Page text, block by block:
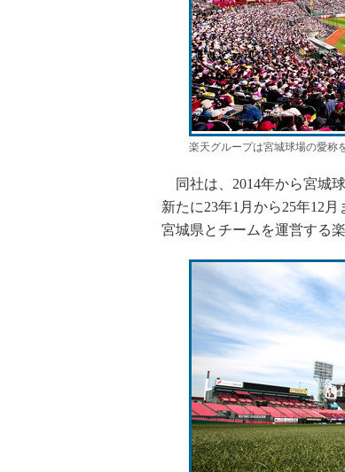
楽天グループは宮城球場の愛称
同社は、2014年から宮城
新たに23年1月から25年12
宮城県とチームを運営する